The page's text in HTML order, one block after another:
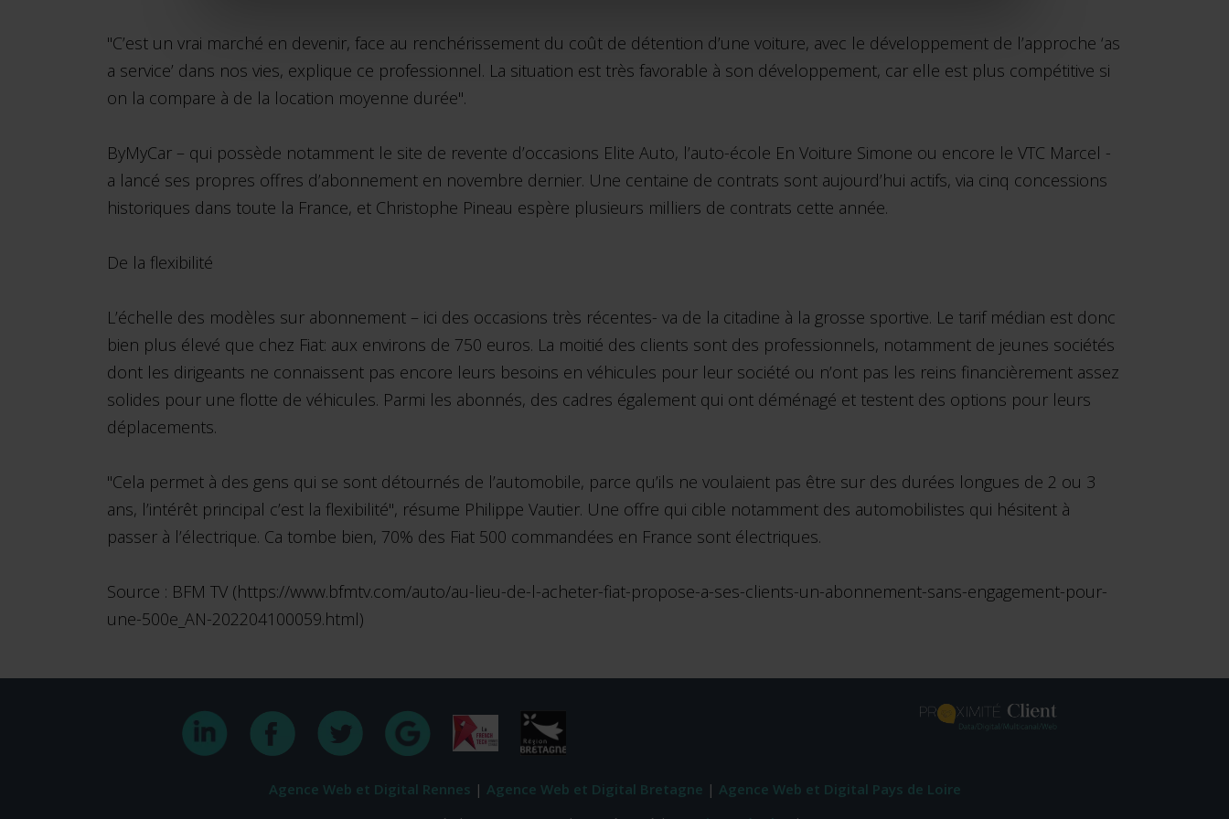
"C’est un vrai marché en devenir, face au renchérissement du coût de détention d’une voiture, avec le développement de l’approche ‘as
a service’ dans nos vies, explique ce professionnel. La situation est très favorable à son développement, car elle est plus compétitive si
on la compare à de la location moyenne durée".
ByMyCar – qui possède notamment le site de revente d’occasions Elite Auto, l’auto-école En Voiture Simone ou encore le VTC Marcel -
a lancé ses propres offres d’abonnement en novembre dernier. Une centaine de contrats sont aujourd’hui actifs, via cinq concessions
historiques dans toute la France, et Christophe Pineau espère plusieurs milliers de contrats cette année.
De la flexibilité
L’échelle des modèles sur abonnement – ici des occasions très récentes- va de la citadine à la grosse sportive. Le tarif médian est donc
bien plus élevé que chez Fiat: aux environs de 750 euros. La moitié des clients sont des professionnels, notamment de jeunes sociétés
dont les dirigeants ne connaissent pas encore leurs besoins en véhicules pour leur société ou n’ont pas les reins financièrement assez
solides pour une flotte de véhicules. Parmi les abonnés, des cadres également qui ont déménagé et testent des options pour leurs
déplacements.
"Cela permet à des gens qui se sont détournés de l’automobile, parce qu’ils ne voulaient pas être sur des durées longues de 2 ou 3
ans, l’intérêt principal c’est la flexibilité", résume Philippe Vautier. Une offre qui cible notamment des automobilistes qui hésitent à
passer à l’électrique. Ca tombe bien, 70% des Fiat 500 commandées en France sont électriques.
Source : BFM TV (https://www.bfmtv.com/auto/au-lieu-de-l-acheter-fiat-propose-a-ses-clients-un-abonnement-sans-engagement-pour-
une-500e_AN-202204100059.html)
Agence Web et Digital Rennes | Agence Web et Digital Bretagne | Agence Web et Digital Pays de Loire